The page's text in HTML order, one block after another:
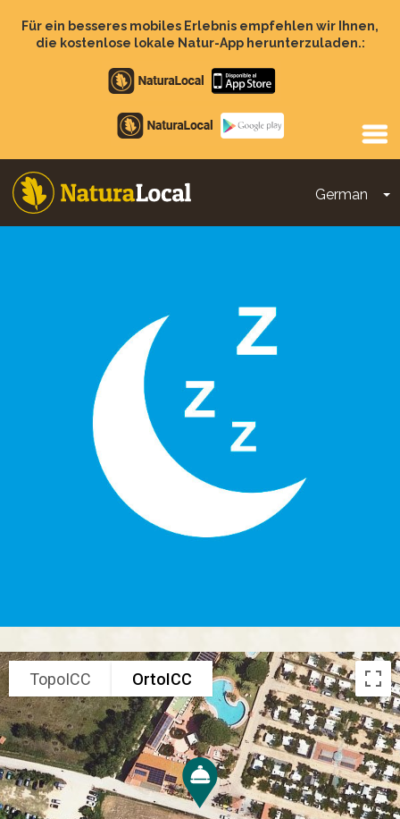
zumFür ein besseres mobiles Erlebnis empfehlen wir Ihnen,
die kostenlose lokale Natur-App herunterzuladen.:
Apple
store
Google
Play
German
Main
TopoICC OrtoICC